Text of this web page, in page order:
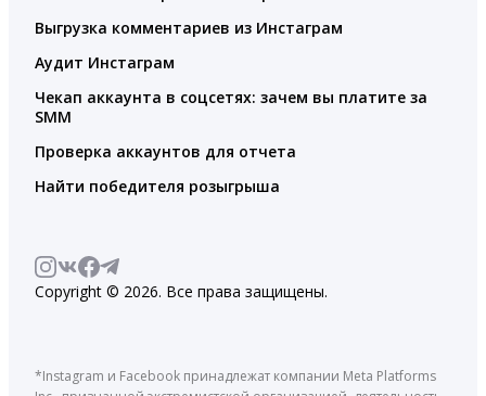
Выгрузка комментариев из Инстаграм
Аудит Инстаграм
Чекап аккаунта в соцсетях: зачем вы платите за
SMM
Проверка аккаунтов для отчета
Найти победителя розыгрыша
Copyright © 2026. Все права защищены.
*Instagram и Facebook принадлежат компании Meta Platforms